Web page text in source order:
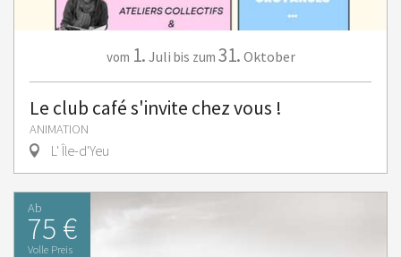
vom 1. Juli bis zum 31. Oktober
Le club café s'invite chez vous !
ANIMATION
L' Île-d'Yeu
Ab
75 €
Volle Preis